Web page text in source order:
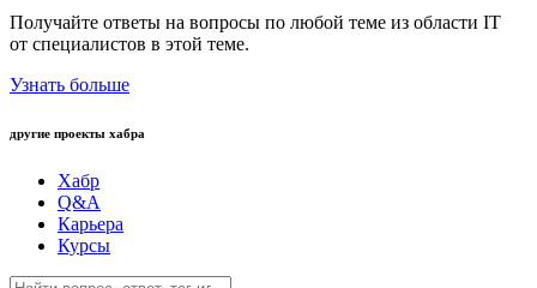
Получайте ответы на вопросы по любой теме из области IT
от специалистов в этой теме.
Узнать больше
другие проекты хабра
Хабр
Q&A
Карьера
Курсы